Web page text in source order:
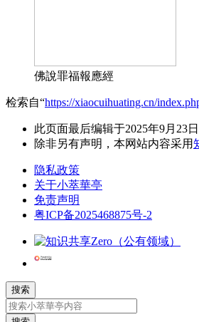
佛說罪福報應經
检索自“https://xiaocuihuating.cn/
此页面最后编辑于2025年9月23日
除非另有声明，本网站内容采用
隐私政策
关于小萃華亭
免责声明
粤ICP备2025468875号-2
搜索